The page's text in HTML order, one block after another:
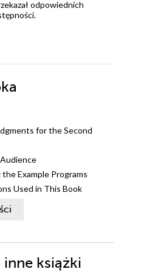
odpowiednich
for the Second
Example Programs
Used in This Book
Learning
for the First Edition
książki